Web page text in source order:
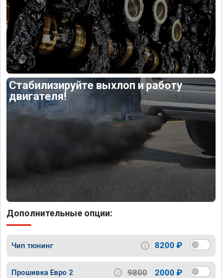
Стабилизируйте выхлоп и работу
двигателя!
Дополнительные опции:
Чип тюнинг 8200 ₽
Прошивка Евро 2 9800 2000 ₽